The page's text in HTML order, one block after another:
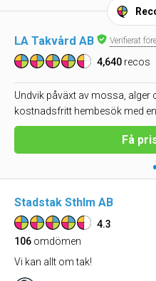
LA Takvård AB Verifierat
4,640 recos
Undvik påväxt av mossa, alger
kostnadsfritt hembesök med
Få
•
Stadstak Sthlm AB
4.3
106 omdömen
Vi kan allt om tak!